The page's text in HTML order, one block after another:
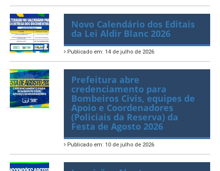
Novo Calendário dos Editais
da Lei Aldir Blanc 2026
Prefeitura abre
credenciamento para
Bombeiros Civis, equipes de
Apoio e Coordenadores
(Policiais da Reserva) da
Festa de Agosto 2026